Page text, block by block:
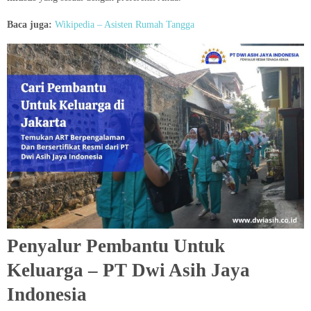
Baca juga: Wikipedia – Asisten Rumah Tangga
Penyalur Pembantu Untuk
Keluarga – PT Dwi Asih Jaya
Indonesia